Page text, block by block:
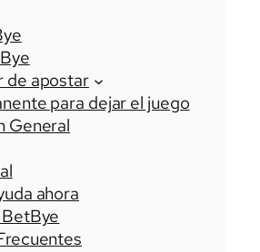
de apostar
para dejar el juego
General
ahora